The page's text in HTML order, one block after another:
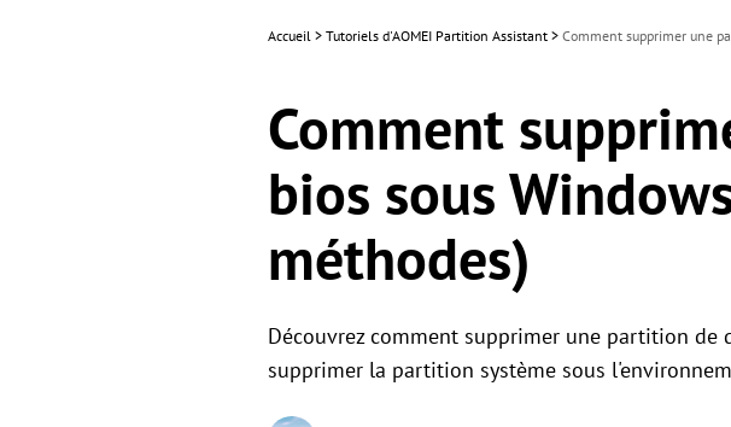
Accueil > Tutoriels d'AOMEI Partition Assistant > Comment supprimer une
Comment
bios sous
méthodes)
Découvrez comment supprimer une partition de
supprimer la partition système sous